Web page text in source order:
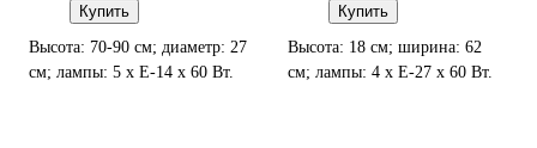
Купить
Высота: 70-90 см; диаметр: 27
см; лампы: 5 х Е-14 х 60 Вт.
Купить
Высота: 18 см; ширина: 62
см; лампы: 4 х Е-27 х 60 Вт.